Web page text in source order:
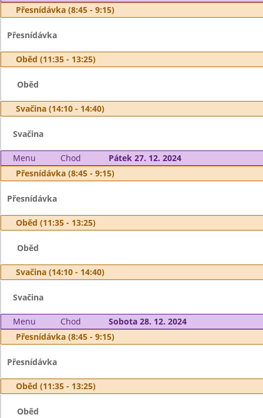
Přesnídávka (8:45 - 9:15)
Přesnídávka
Oběd (11:35 - 13:25)
Oběd
Svačina (14:10 - 14:40)
Svačina
Menu Chod
Pátek 27. 12. 2024
Přesnídávka (8:45 - 9:15)
Přesnídávka
Oběd (11:35 - 13:25)
Oběd
Svačina (14:10 - 14:40)
Svačina
Menu Chod
Sobota 28. 12. 2024
Přesnídávka (8:45 - 9:15)
Přesnídávka
Oběd (11:35 - 13:25)
Oběd